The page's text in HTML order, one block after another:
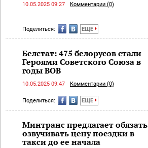
10.05.2025 09:27 Комментарии (0)
Поделиться: ЕЩЕ
Белстат: 475 белорусов стали
Героями Советского Союза в
годы ВОВ
10.05.2025 09:47 Комментарии (0)
Поделиться: ЕЩЕ
Минтранс предлагает обязать
озвучивать цену поездки в
такси до ее начала